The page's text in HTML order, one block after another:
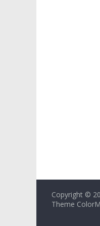
Copyright ©
Theme